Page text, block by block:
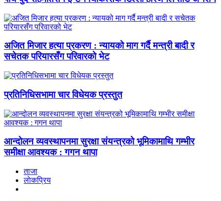
अजित मिजार हत्या प्रकरण : न्यायको माग गर्दै मन्त्री बादी र
सचेतक परियारसँग परिवारको भेट
प्रतिनिधिसभामा चार विधेयक प्रस्तुत
आन्दोलन व्यवस्थापनमा सुरक्षा संयन्त्रको भूमिकामाथि गम्भीर
समीक्षा आवश्यक : गगन थापा
ताजा
लाेकप्रिय